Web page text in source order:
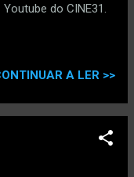
do CINE31.
A LER >>